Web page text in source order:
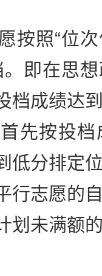
照“位次
。即在思
档成绩达
先按投
低分排定
行志愿的
划未满额